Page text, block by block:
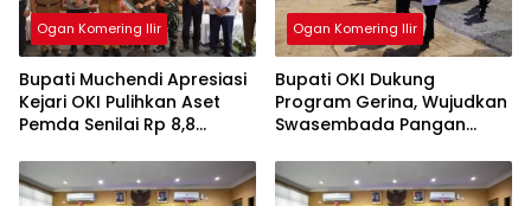
Ogan Komering Ilir
Bupati Muchendi Apresiasi
Kejari OKI Pulihkan Aset
Pemda Senilai Rp 8,8
samping menjadi lebih
menarik
Ogan Komering Ilir
Bupati OKI Dukung
Program Gerina, Wujudkan
Swasembada Pangan
samping menjadi lebih
menarik